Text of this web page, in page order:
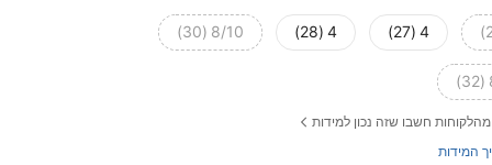
4 (27)
4 (28)
8/10 (30)
מהלקוחות חשבו שזה נכון למידות
המידות